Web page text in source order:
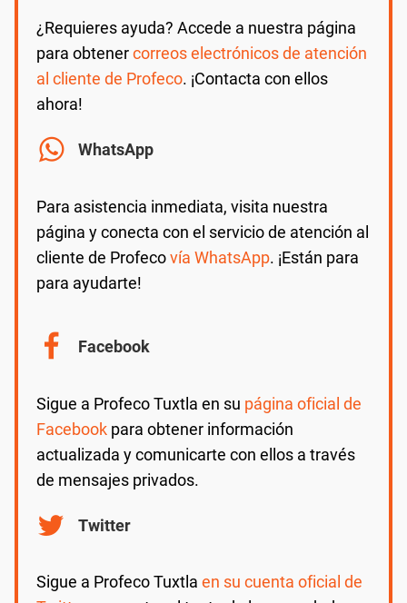
¿Requieres ayuda? Accede a nuestra página
para obtenercorreos electrónicos de atención
al cliente de Profeco. ¡Contacta con ellos
ahora!
WhatsApp
Para asistencia inmediata, visita nuestra
página y conecta con el servicio de atención al
cliente de Profecovía WhatsApp. ¡Están para
para ayudarte!
Facebook
Sigue a Profeco Tuxtla en su página oficial de
Facebook para obtener información
actualizada y comunicarte con ellos a través
de mensajes privados.
Twitter
Sigue a Profeco Tuxtla en su cuenta oficial de